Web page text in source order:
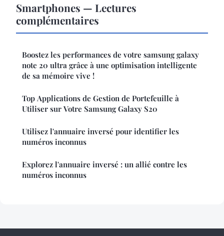
Smartphones — Lectures
complémentaires
Boostez les performances de votre samsung galaxy
note 20 ultra grâce à une optimisation intelligente
de sa mémoire vive !
Top Applications de Gestion de Portefeuille à
Utiliser sur Votre Samsung Galaxy S20
Utilisez l'annuaire inversé pour identifier les
numéros inconnus
Explorez l'annuaire inversé : un allié contre les
numéros inconnus